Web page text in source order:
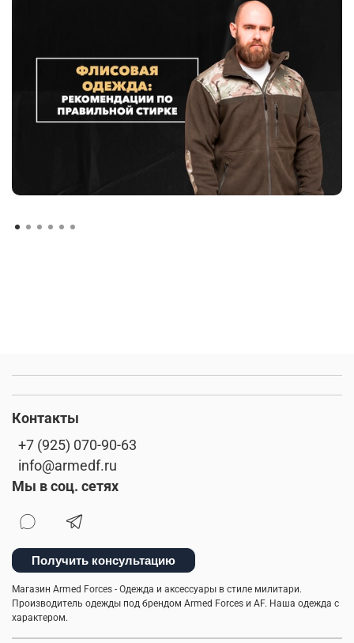
Контакты
+7 (925) 070-90-63
info@armedf.ru
Мы в соц. сетях
Получить консультацию
Магазин Armed Forces - Одежда и аксессуары в стиле милитари.
Производитель одежды под брендом Armed Forces и AF. Наша одежда с
характером.